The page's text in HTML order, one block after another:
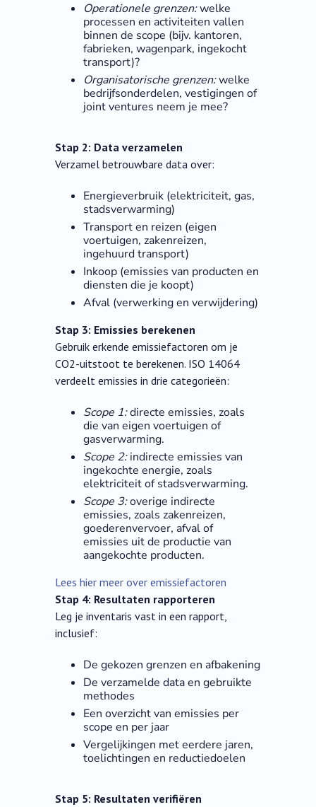
Operationele grenzen:welke
processen en activiteiten vallen
binnen de scope (bijv. kantoren,
fabrieken, wagenpark, ingekocht
transport)?
Organisatorische grenzen:welke
bedrijfsonderdelen, vestigingen of
joint ventures neem je mee?
Stap 2: Data verzamelen
Verzamel betrouwbare data over:
Energieverbruik (elektriciteit, gas,
stadsverwarming)
Transport en reizen (eigen
voertuigen, zakenreizen,
ingehuurd transport)
Inkoop (emissies van producten en
diensten die je koopt)
Afval (verwerking en verwijdering)
Stap 3: Emissies berekenen
Gebruik erkende emissiefactoren om je
CO2-uitstoot te berekenen. ISO 14064
verdeelt emissies in drie categorieën:
Scope 1:directe emissies, zoals
die van eigen voertuigen of
gasverwarming.
Scope 2:indirecte emissies van
ingekochte energie, zoals
elektriciteit of stadsverwarming.
Scope 3:overige indirecte
emissies, zoals zakenreizen,
goederenvervoer, afval of
emissies uit de productie van
aangekochte producten.
Lees hier meer over emissiefactoren
Stap 4: Resultaten rapporteren
Leg je inventaris vast in een rapport,
inclusief:
De gekozen grenzen en afbakening
De verzamelde data en gebruikte
methodes
Een overzicht van emissies per
scope en per jaar
Vergelijkingen met eerdere jaren,
toelichtingen en reductiedoelen
Stap 5: Resultaten verifiëren